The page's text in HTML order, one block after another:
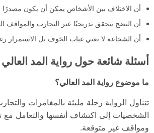
أن الاختلاف بين الأشخاص يمكن أن يكون مصدرًا
أن النضج يتحقق تدريجيًا عبر التجارب والمواقف
أن الشجاعة لا تعني غياب الخوف بل الاستمرار
أسئلة شائعة حول رواية المد العالي
ما موضوع رواية المد العالي؟
تتناول الرواية رحلة مليئة بالمغامرات
الشخصيات إلى اكتشاف أنفسها والتعامل مع
ومواقف غير متوقعة.